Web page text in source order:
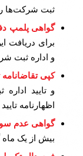
ثبت شرکت‌ها
گواهی پلمپ
برای دریافت
و اداره ثبت
کپی
و تایید
اظهارنامه
گواهی عدم
بیش از یک